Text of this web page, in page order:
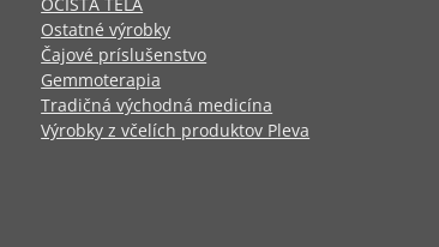
Ostatné výrobky
Čajové príslušenstvo
Gemmoterapia
Tradičná východná medicína
Výrobky z včelích produktov Pleva